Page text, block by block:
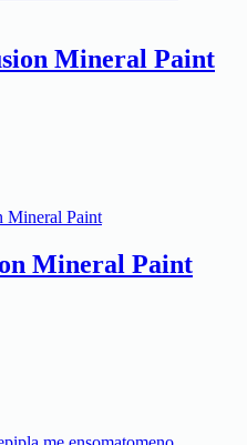
Mineral Paint
Mineral Paint